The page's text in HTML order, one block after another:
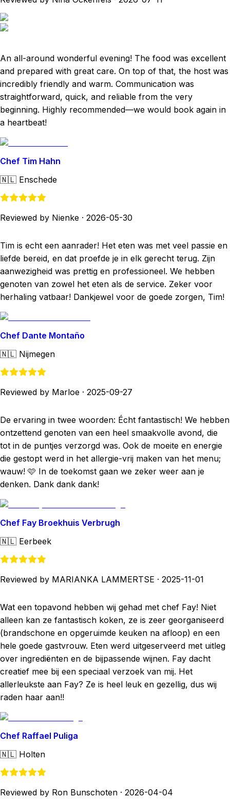
An all-around wonderful evening! The food was excellent
and prepared with great care. On top of that, the host was
incredibly friendly and warm. Communication was
straightforward, quick, and reliable from the very
beginning. Highly recommended—we would book again in
a heartbeat!
Chef Tim Hahn
🇳🇱 Enschede
Reviewed by Nienke · 2026-05-30
Tim is echt een aanrader! Het eten was met veel passie en
liefde bereid, en dat proefde je in elk gerecht terug. Zijn
aanwezigheid was prettig en professioneel. We hebben
genoten van zowel het eten als de service. Zeker voor
herhaling vatbaar! Dankjewel voor de goede zorgen, Tim!
Chef Dante Montaño
🇳🇱 Nijmegen
Reviewed by Marloe · 2025-09-27
De ervaring in twee woorden: Écht fantastisch! We hebben
ontzettend genoten van een heel smaakvolle avond, die
tot in de puntjes verzorgd was. Ook de moeite en energie
die gestopt werd in het allergie-vrij maken van het menu;
wauw! 🩷 In de toekomst gaan we zeker weer aan je
denken. Dank dank dank!
Chef Fay Broekhuis Verbrugh
🇳🇱 Eerbeek
Reviewed by MARIANKA LAMMERTSE · 2025-11-01
Wat een topavond hebben wij gehad met chef Fay! Niet
alleen kan ze fantastisch koken, ze is zeer georganiseerd
(brandschone en opgeruimde keuken na afloop) en een
hele goede gastvrouw. Eten werd uitgeserveerd met uitleg
over ingrediënten en de bijpassende wijnen. Fay dacht
creatief mee bij een speciaal verzoek van mij. Het
allerleukste aan Fay? Ze is heel leuk en gezellig, dus wij
raden haar aan!!
Chef Raffael Puliga
🇳🇱 Holten
Reviewed by Ron Bunschoten · 2026-04-04